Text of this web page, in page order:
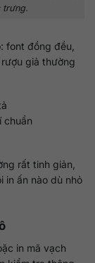
trưng.
font đồng đều,
giả thường
chuẩn
rất tinh giản,
in ấn nào dù nhỏ
in mã vạch